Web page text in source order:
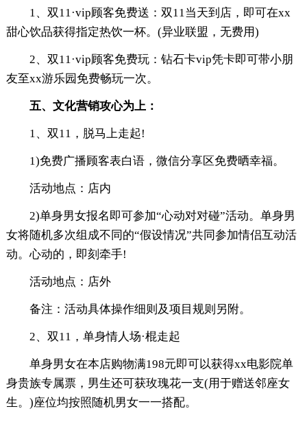
1、双11·vip顾客免费送：双11当天到店，即可在xx
甜心饮品获得指定热饮一杯。(异业联盟，无费用)
2、双11·vip顾客免费玩：钻石卡vip凭卡即可带小朋
友至xx游乐园免费畅玩一次。
五、文化营销攻心为上：
1、双11，脱马上走起!
1)免费广播顾客表白语，微信分享区免费晒幸福。
活动地点：店内
2)单身男女报名即可参加“心动对对碰”活动。单身男
女将随机多次组成不同的“假设情况”共同参加情侣互动活
动。心动的，即刻牵手!
活动地点：店外
备注：活动具体操作细则及项目规则另附。
2、双11，单身情人场·棍走起
单身男女在本店购物满198元即可以获得xx电影院单
身贵族专属票，男生还可获玫瑰花一支(用于赠送邻座女
生。)座位均按照随机男女一一搭配。